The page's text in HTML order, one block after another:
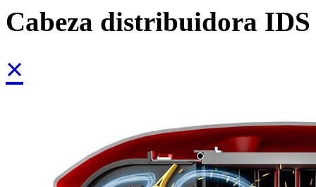
Cabeza distribuidora IDS
×